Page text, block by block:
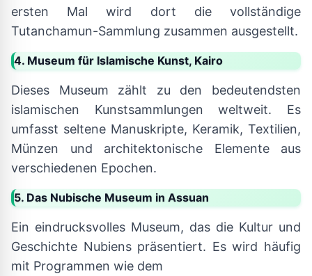
ersten Mal wird dort die vollständige
Tutanchamun-Sammlung zusammen ausgestellt.
4. Museum für Islamische Kunst, Kairo
Dieses Museum zählt zu den bedeutendsten
islamischen Kunstsammlungen weltweit. Es
umfasst seltene Manuskripte, Keramik, Textilien,
Münzen und architektonische Elemente aus
verschiedenen Epochen.
5. Das Nubische Museum in Assuan
Ein eindrucksvolles Museum, das die Kultur und
Geschichte Nubiens präsentiert. Es wird häufig
mit Programmen wie dem